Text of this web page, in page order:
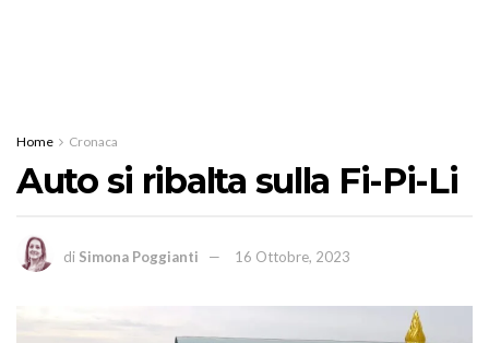
Home Cronaca
Auto si ribalta sulla Fi-Pi-Li
di Simona Poggianti 16 Ottobre, 2023